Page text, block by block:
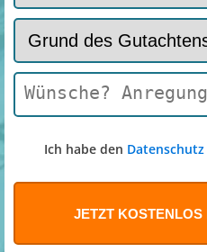
Ich habe den Datenschutz